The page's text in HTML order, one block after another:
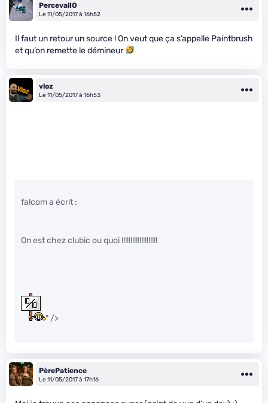
PercevalIO
Le 11/05/2017 à 16h52
Il faut un retour un source ! On veut que ça s’appelle Paintbrush
et qu’on remette le démineur
vloz
Le 11/05/2017 à 16h53
falcom a écrit :
On est chez clubic ou quoi !!!!!!!!!!!!!!!!!!!!
" />
PèrePatience
Le 11/05/2017 à 17h16